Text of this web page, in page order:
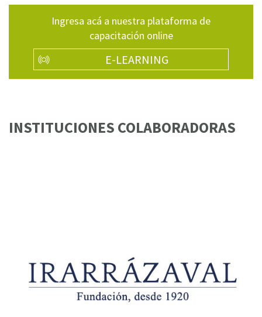
Ingresa acá a nuestra plataforma de
capacitación online
E-LEARNING
INSTITUCIONES COLABORADORAS